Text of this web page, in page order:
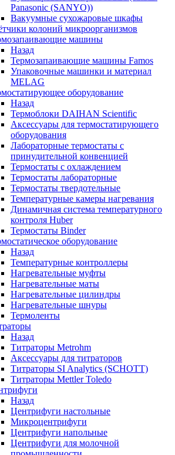
Panasonic (SANYO))
Вакуумные сухожаровые шкафы
колоний микроорганизмов
машины
Назад
Термозапаивающие машины Famos
Упаковочные машинки и материал
MELAG
оборудование
Назад
Термоблоки DAIHAN Scientific
Аксессуары для термостатирующего
оборудования
Лабораторные термостаты с
принудительной конвенцией
Термостаты с охлаждением
Термостаты лабораторные
Термостаты твердотельные
Температурные камеры нагревания
Динамичная система температурного
контроля Huber
Термостаты Binder
оборудование
Назад
Температурные контроллеры
Нагревательные муфты
Нагревательные маты
Нагревательные цилиндры
Нагревательные шнуры
Термоленты
Назад
Титраторы Metrohm
Аксессуары для титраторов
Титраторы SI Analytics (SCHOTT)
Титраторы Mettler Toledo
Назад
Центрифуги настольные
Микроцентрифуги
Центрифуги напольные
Центрифуги для молочной